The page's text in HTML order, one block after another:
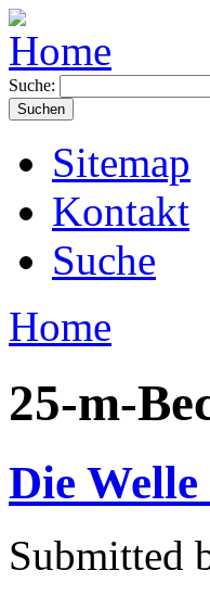
Suche:
Sitemap
Kontakt
Suche
Home
25-m-
Die
Submitted